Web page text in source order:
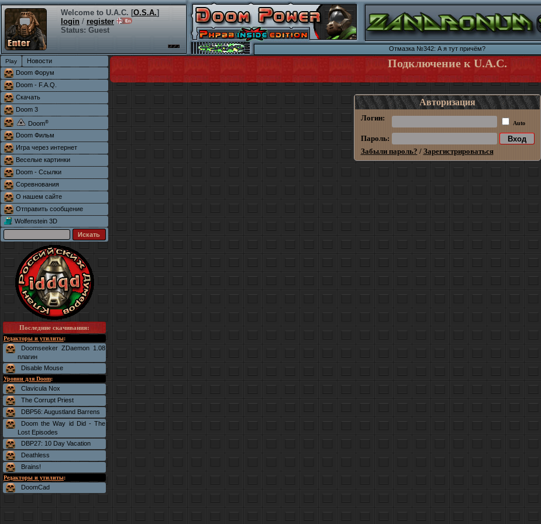
Welcome to U.A.C. [O.S.A.]
login / register
Status: Guest
Отмазка №342: А я тут причём?
Новости
Doom Форум
Doom - F.A.Q.
Скачать
Doom 3
Doom®
Doom Фильм
Игра через интернет
Веселые картинки
Doom - Ссылки
Соревнования
О нашем сайте
Отправить сообщение
Wolfenstein 3D
Последние скачивания:
Редакторы и утилиты:
Doomseeker ZDaemon 1.08
плагин
Disable Mouse
Уровни для Doom:
Clavicula Nox
The Corrupt Priest
DBP56: Augustland Barrens
Doom the Way id Did - The
Lost Episodes
DBP27: 10 Day Vacation
Deathless
Brains!
Редакторы и утилиты:
DoomCad
Подключение к U.A.C.
Авторизация
Логин:
Auto
Пароль:
Забыли пароль? / Зарегистрироваться